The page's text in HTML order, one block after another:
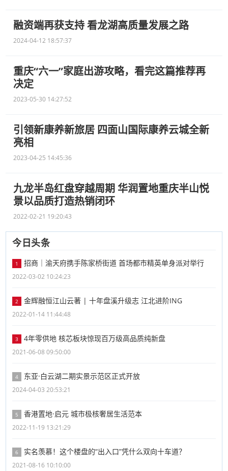
融资端再获支持 看龙湖高质量发展之路
2024-04-12 18:57:37
重庆“六一”家庭出游攻略，看完这篇推荐再
决定
2023-05-30 14:27:52
引领新康养新旅居 四面山国际康养云城全新
亮相
2023-04-25 14:45:36
九龙半岛红盘穿越周期 华润置地重庆半山悦
景以品质打造热销闭环
2022-02-21 19:20:43
今日头条
1 招商｜渝天府携手陈家桥街道 首场都市精英单身派对举行
2022-03-02 10:24:23
2 金辉融恒江山云著 | 十年盘溪升级志 江北进阶ING
2022-01-14 11:44:48
3 4年零供地 核芯板块惊现百万级高品质纯新盘
2021-06-08 09:50:00
4 东亚·白云湖二期实景示范区正式开放
2024-04-03 20:53:21
5 香港置地·启元 城市极核奢居生活范本
2022-11-19 13:21:29
6 实名羡慕！这个楼盘的“出入口”凭什么双向十车道？
2021-08-16 10:10:00